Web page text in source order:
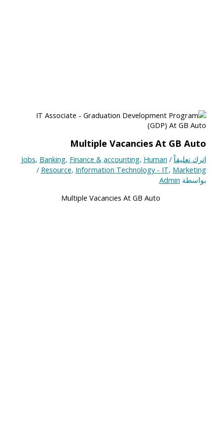
Multiple Vacancies At GB Auto
اترك تعليقاً /
Jobs, Banking, Finance & ِaccounting, Human
Resource, Information Technology - IT, Marketing
/
بواسطة Admin
Multiple Vacancies At GB Auto